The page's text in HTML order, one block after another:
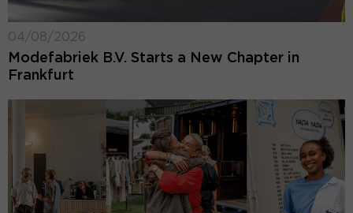
04/08/2026
Modefabriek B.V. Starts a New Chapter in
Frankfurt